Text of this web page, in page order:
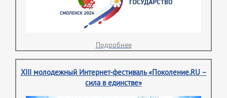
Подробнее
XIII молодежный Интернет-фестиваль «Поколение.RU –
сила в единстве»